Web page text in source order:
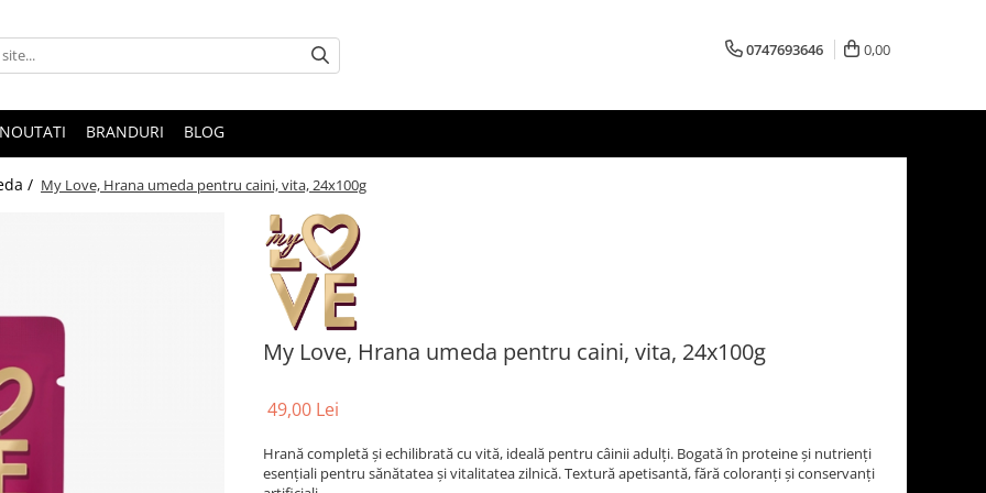
0747693646 0,00
NOUTATI BRANDURI BLOG
/ My Love, Hrana umeda pentru caini, vita, 24x100g
My Love, Hrana umeda pentru caini, vita, 24x100g
49,00 Lei
Hrană completă și echilibrată cu vită, ideală pentru câinii adulți. Bogată în proteine și nutrienți
esențiali pentru sănătatea și vitalitatea zilnică. Textură apetisantă, fără coloranți și conservanți